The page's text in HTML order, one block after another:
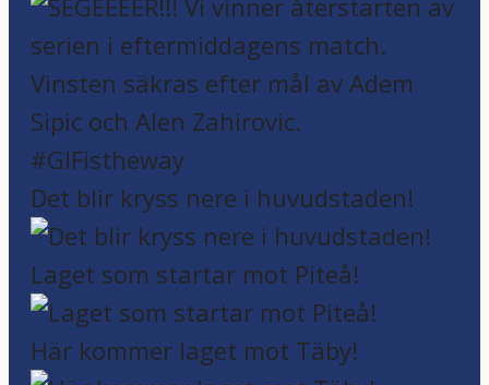
Det blir kryss nere i huvudstaden!
Laget som startar mot Piteå!
Här kommer laget mot Täby!